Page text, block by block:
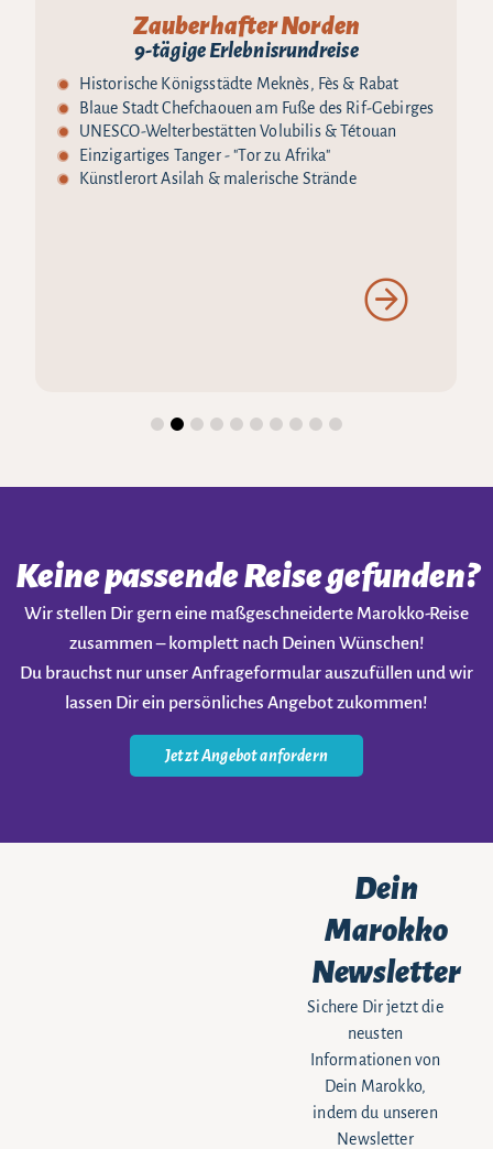
Zauberhafter Norden
9-tägige Erlebnisrundreise
Historische Königsstädte Meknès, Fès & Rabat
Blaue Stadt Chefchaouen am Fuße des Rif-Gebirges
UNESCO-Welterbestätten Volubilis & Tétouan
Einzigartiges Tanger - "Tor zu Afrika"
Künstlerort Asilah & malerische Strände
Keine passende Reise gefunden?
Wir stellen Dir gern eine maßgeschneiderte Marokko-Reise
zusammen – komplett nach Deinen Wünschen!
Du brauchst nur unser Anfrageformular auszufüllen und wir
lassen Dir ein persönliches Angebot zukommen!
Jetzt Angebot anfordern
Dein
Marokko
Newsletter
Sichere Dir jetzt die
neusten
Informationen von
Dein Marokko,
indem du unseren
Newsletter